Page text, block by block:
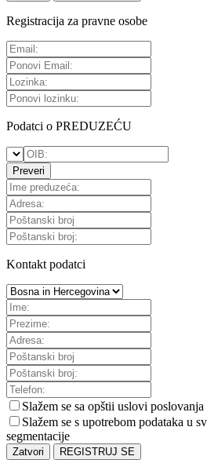
Registracija za pravne osobe
Podatci o PREDUZEĆU
Preveri
Kontakt podatci
Slažem se sa opštii uslovi poslovanja
Slažem se s upotrebom podataka u
segmentacije
Zatvori REGISTRUJ SE